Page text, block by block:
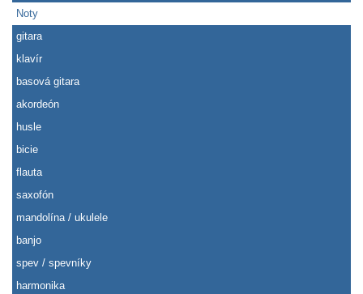
Noty
gitara
klavír
basová gitara
akordeón
husle
bicie
flauta
saxofón
mandolína / ukulele
banjo
spev / spevníky
harmonika